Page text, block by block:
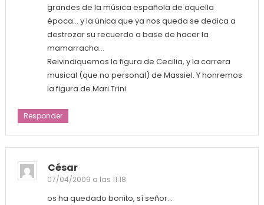
grandes de la música española de aquella
época… y la única que ya nos queda se dedica a
destrozar su recuerdo a base de hacer la
mamarracha…
Reivindiquemos la figura de Cecilia, y la carrera
musical (que no personal) de Massiel. Y honremos
la figura de Mari Trini.
Responder
César
07/04/2009 a las 11:18
os ha quedado bonito, sí señor…